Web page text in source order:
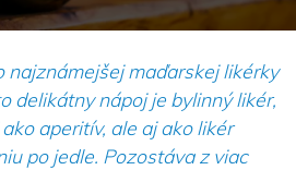
najznámejšej maďarskej likérky
delikátny nápoj je bylinný likér,
aperitív, ale aj ako likér
po jedle. Pozostáva z viac